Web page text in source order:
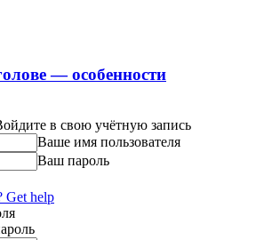
— особенности
в свою учётную запись
Ваше имя пользователя
Ваш пароль
Get help